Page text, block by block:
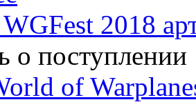
2018
о поступлении
of